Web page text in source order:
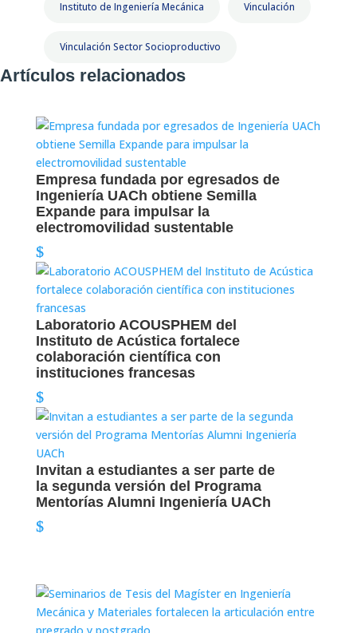
Instituto de Ingeniería Mecánica Vinculación
Vinculación Sector Socioproductivo
Artículos relacionados
Empresa fundada por egresados de
Ingeniería UACh obtiene Semilla
Expande para impulsar la
electromovilidad sustentable
Laboratorio ACOUSPHEM del
Instituto de Acústica fortalece
colaboración científica con
instituciones francesas
Invitan a estudiantes a ser parte de
la segunda versión del Programa
Mentorías Alumni Ingeniería UACh